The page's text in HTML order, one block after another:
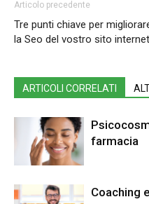
Articolo precedente
Tre punti chiave per
la Seo del vostro sito internet
ARTICOLI CORRELATI
farmacia
Coaching